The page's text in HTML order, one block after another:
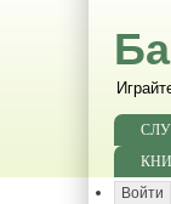
Войти